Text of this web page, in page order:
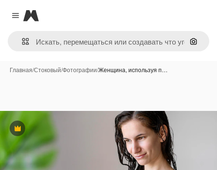
Close menu
Magnific
Поиск
Главная/Стоковый/Фотографии/Женщина, используя п…
Премиум